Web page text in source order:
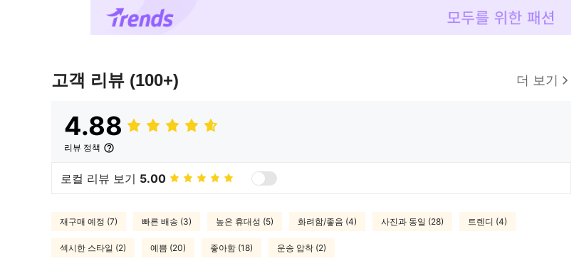
고객 리뷰 (100+) 더 보기
4.88
리뷰 정책
로컬 리뷰 보기 5.00
재구매 예정 (7) 빠른 배송 (3) 높은 휴대성 (5) 화려함/좋음 (4) 사진과 동일 (28) 트렌디 (4)
섹시한 스타일 (2) 예쁨 (20) 좋아함 (18) 운송 압착 (2)